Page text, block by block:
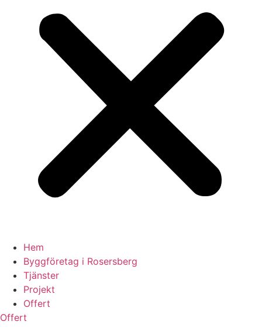
Hem
Byggföretag i Rosersberg
Tjänster
Projekt
Offert
Offert